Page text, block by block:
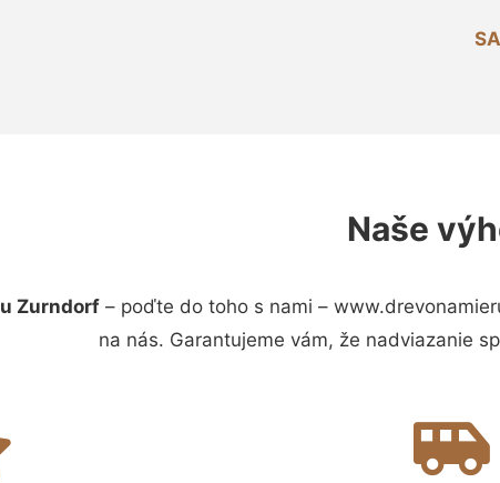
Naše
Zurndorf– poďte do toho s nami –
na nás. Garantujeme vám, že nadviazanie